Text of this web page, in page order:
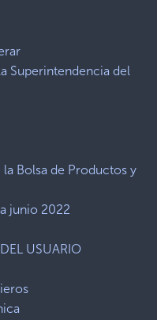
Superintendencia del
Bolsa de Productos y
junio 2022
USUARIO